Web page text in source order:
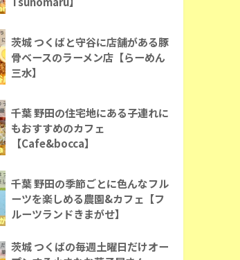
茨城 つくばと守谷に店舗がある豚
骨ベースのラーメン店【らーめん
三水】
千葉 野田の住宅地にある子連れに
もおすすめのカフェ
【Cafe&bocca】
千葉 野田の季節ごとに色んなフル
ーツを楽しめる農園&カフェ【フ
ルーツランドきまがせ】
茨城 つくばの毎週土曜日だけオー